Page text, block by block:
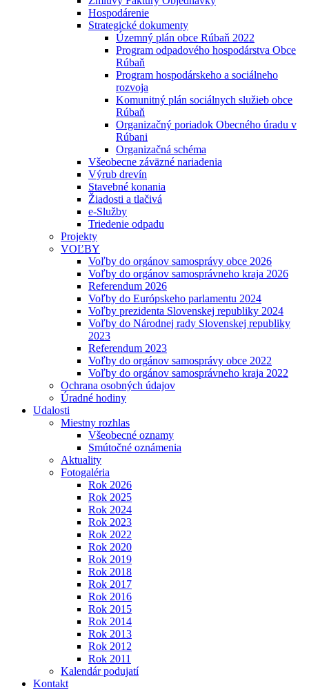
Hospodárenie
Strategické dokumenty
Územný plán obce Rúbaň 2022
Program odpadového hospodárstva Obce
Rúbaň
Program hospodárskeho a sociálneho
rozvoja
Komunitný plán sociálnych služieb obce
Rúbaň
Organizačný poriadok Obecného úradu v
Rúbani
Organizačná schéma
Všeobecne záväzné nariadenia
Výrub drevín
Stavebné konania
Žiadosti a tlačivá
e-Služby
Triedenie odpadu
Projekty
VOĽBY
Voľby do orgánov samosprávy obce 2026
Voľby do orgánov samosprávneho kraja 2026
Referendum 2026
Voľby do Európskeho parlamentu 2024
Voľby prezidenta Slovenskej republiky 2024
Voľby do Národnej rady Slovenskej republiky
2023
Referendum 2023
Voľby do orgánov samosprávy obce 2022
Voľby do orgánov samosprávneho kraja 2022
Ochrana osobných údajov
Úradné hodiny
Udalosti
Miestny rozhlas
Všeobecné oznamy
Smútočné oznámenia
Aktuality
Fotogaléria
Rok 2026
Rok 2025
Rok 2024
Rok 2023
Rok 2022
Rok 2020
Rok 2019
Rok 2018
Rok 2017
Rok 2016
Rok 2015
Rok 2014
Rok 2013
Rok 2012
Rok 2011
Kalendár podujatí
Kontakt